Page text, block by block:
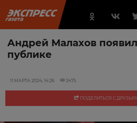
Андрей Малахов
публике
11 МАРТА 2024, 14:26 2475
ПОДЕЛИТЬСЯ С